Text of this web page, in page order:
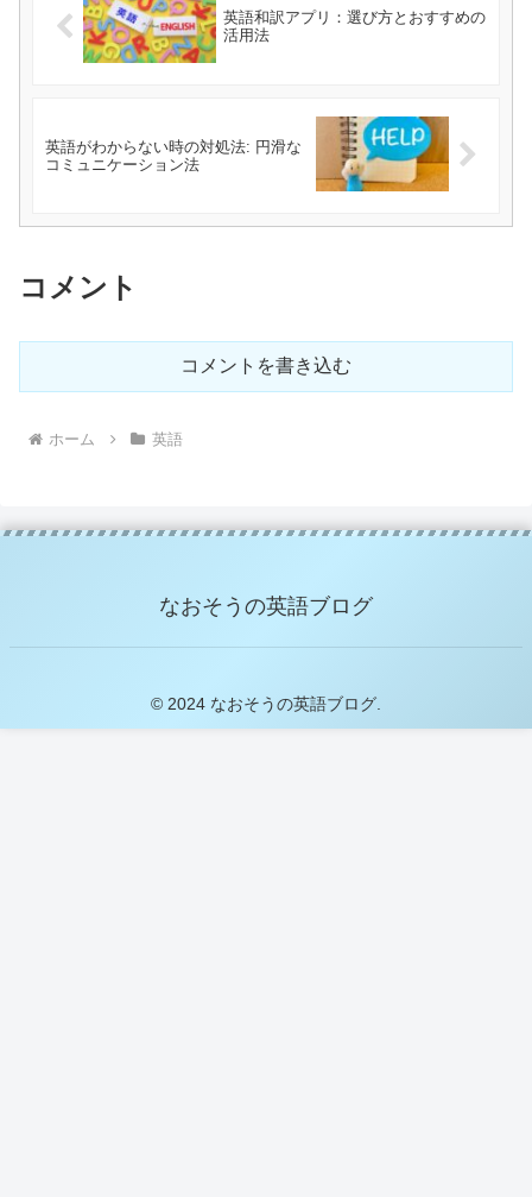
英語和訳アプリ：選び方とおすすめの
活用法
英語がわからない時の対処法: 円滑な
コミュニケーション法
コメント
コメントを書き込む
ホーム 英語
なおそうの英語ブログ
© 2024 なおそうの英語ブログ.